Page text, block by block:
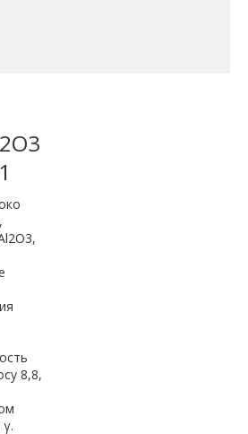
8,8,